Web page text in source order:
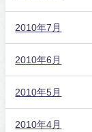
2010年7月
2010年6月
2010年5月
2010年4月